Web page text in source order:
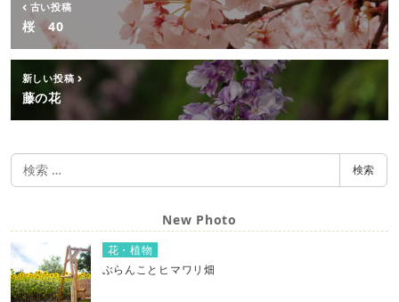
古い投稿
桜 40
新しい投稿
藤の花
検
索
検索
New Photo
花・植物
ぶらんことヒマワリ畑